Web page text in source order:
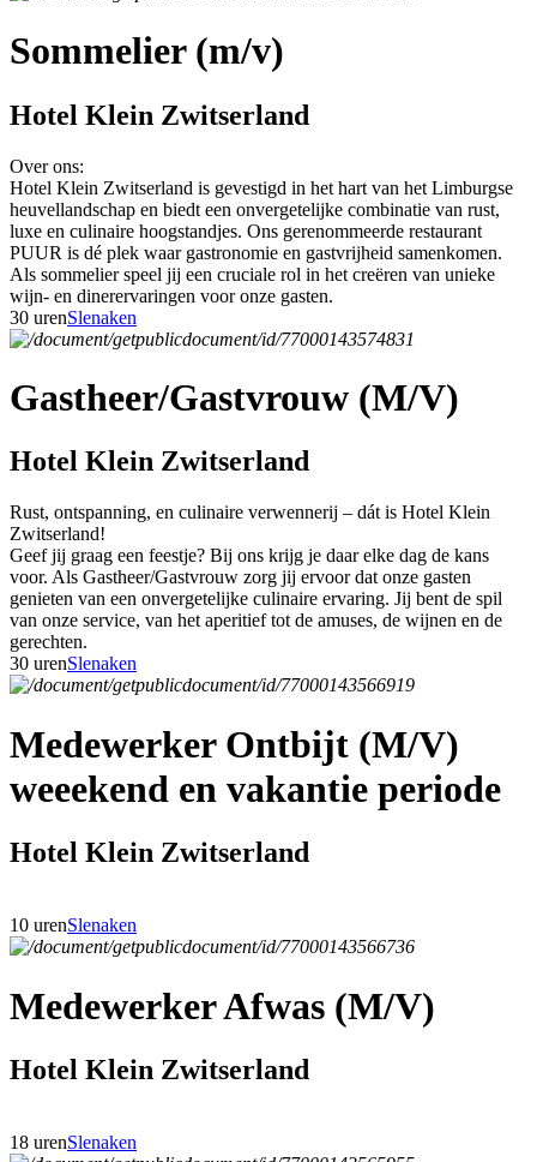
Sommelier (m/v)
Hotel Klein Zwitserland
Over ons:
Hotel Klein Zwitserland is gevestigd in het hart van het Limburgse
heuvellandschap en biedt een onvergetelijke combinatie van rust,
luxe en culinaire hoogstandjes. Ons gerenommeerde restaurant
PUUR is dé plek waar gastronomie en gastvrijheid samenkomen.
Als sommelier speel jij een cruciale rol in het creëren van unieke
wijn- en dinerervaringen voor onze gasten.
30 urenSlenaken
Gastheer/Gastvrouw (M/V)
Hotel Klein Zwitserland
Rust, ontspanning, en culinaire verwennerij – dát is Hotel Klein
Zwitserland!
Geef jij graag een feestje? Bij ons krijg je daar elke dag de kans
voor. Als Gastheer/Gastvrouw zorg jij ervoor dat onze gasten
genieten van een onvergetelijke culinaire ervaring. Jij bent de spil
van onze service, van het aperitief tot de amuses, de wijnen en de
gerechten.
30 urenSlenaken
Medewerker Ontbijt (M/V)
weeekend en vakantie periode
Hotel Klein Zwitserland
10 urenSlenaken
Medewerker Afwas (M/V)
Hotel Klein Zwitserland
18 urenSlenaken